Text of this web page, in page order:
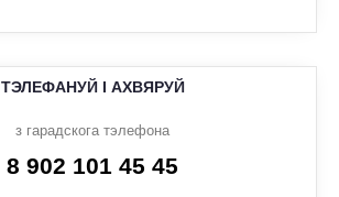
ТЭЛЕФАНУЙ І АХВЯРУЙ
з гарадскога тэлефона
8 902 101 45 45